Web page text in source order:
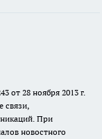
от 28 ноября 2013 г.
связи,
При
новостного